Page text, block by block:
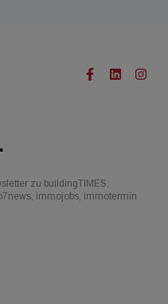
zu buildingTIMES,
immojobs, immotermin